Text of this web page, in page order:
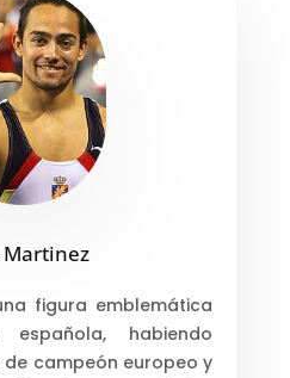
Martinez
figura emblemática
habiendo
campeón europeo y